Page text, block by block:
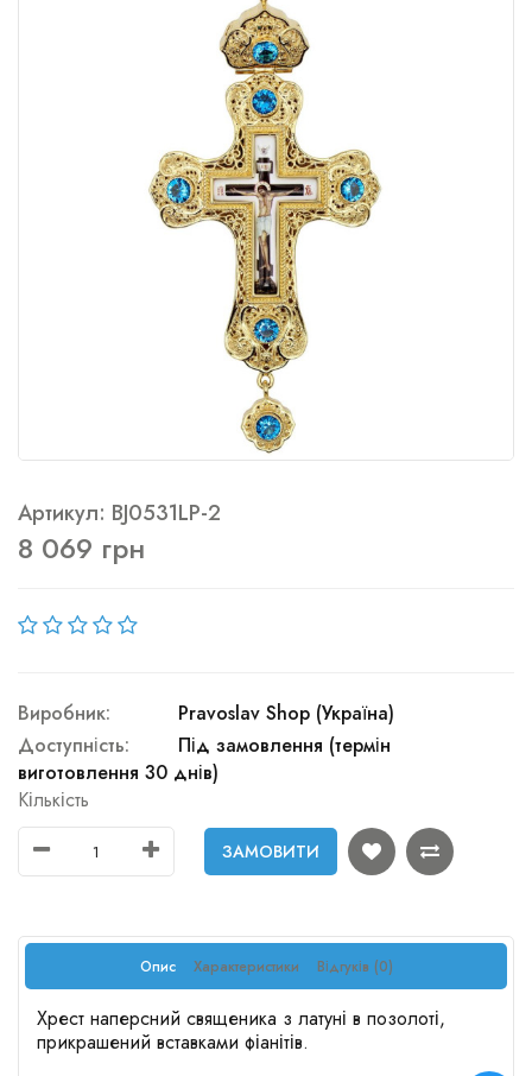
Артикул: BJ0531LP-2
8 069 грн
Виробник:
Pravoslav Shop (Україна)
Доступність:
Під замовлення (термін
виготовлення 30 днів)
Кількість
ЗАМОВИТИ
Опис Характеристики Відгуків (0)
Хрест наперсний священика з латуні в позолоті,
прикрашений вставками фіанітів.